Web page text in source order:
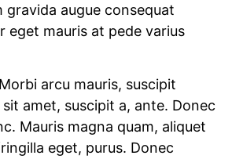
gravida augue consequat
eget mauris at pede varius
arcu mauris, suscipit
amet, suscipit a, ante. Donec
Mauris magna quam, aliquet
eget, purus. Donec